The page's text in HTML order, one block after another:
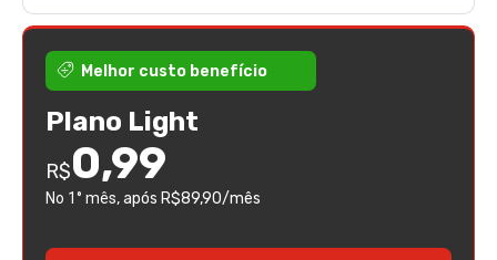
Melhor custo benefício
Plano Light
R$0,99
No 1° mês, após R$89,90/mês